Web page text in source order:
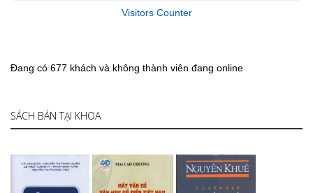
Visitors Counter
Đang có 677 khách và không thành viên đang online
SÁCH BÁN TẠI KHOA